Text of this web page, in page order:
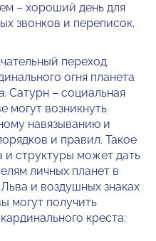
– хороший день для
звонков и переписок,
переход
огня планета
. Сатурн – социальная
могут возникнуть
навязыванию и
и правил. Такое
и структуры может дать
личных планет в
и воздушных знаках
могут получить
креста: